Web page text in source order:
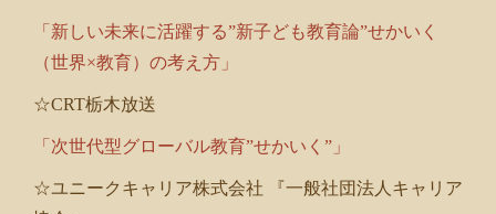
「新しい未来に活躍する”新子ども教育論”せかいく
（世界×教育）の考え方」
☆CRT栃木放送
「次世代型グローバル教育”せかいく”」
☆ユニークキャリア株式会社 『一般社団法人キャリア